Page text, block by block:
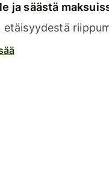
ja säästä
etäisyydestä